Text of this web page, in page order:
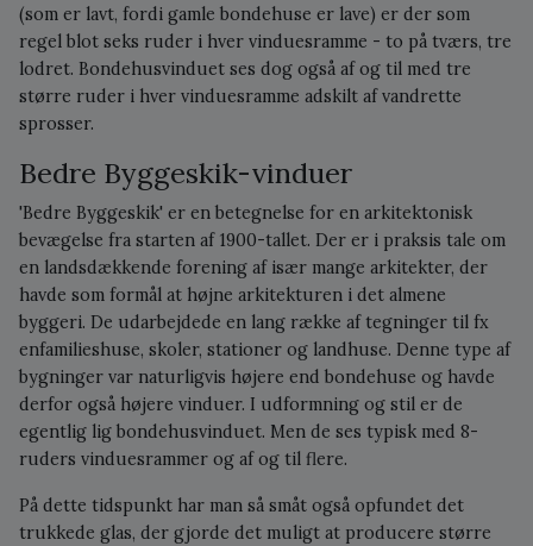
(som er lavt, fordi gamle bondehuse er lave) er der som
regel blot seks ruder i hver vinduesramme - to på tværs, tre
lodret. Bondehusvinduet ses dog også af og til med tre
større ruder i hver vinduesramme adskilt af vandrette
sprosser.
Bedre Byggeskik-vinduer
'Bedre Byggeskik' er en betegnelse for en arkitektonisk
bevægelse fra starten af 1900-tallet. Der er i praksis tale om
en landsdækkende forening af især mange arkitekter, der
havde som formål at højne arkitekturen i det almene
byggeri. De udarbejdede en lang række af tegninger til fx
enfamilieshuse, skoler, stationer og landhuse. Denne type af
bygninger var naturligvis højere end bondehuse og havde
derfor også højere vinduer. I udformning og stil er de
egentlig lig bondehusvinduet. Men de ses typisk med 8-
ruders vinduesrammer og af og til flere.
På dette tidspunkt har man så småt også opfundet det
trukkede glas, der gjorde det muligt at producere større